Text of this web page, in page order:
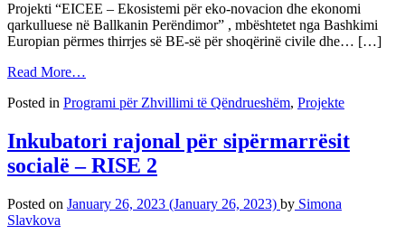
Projekti “EICEE – Ekosistemi për eko-novacion dhe ekonomi
qarkulluese në Ballkanin Perëndimor” , mbështetet nga Bashkimi
Europian përmes thirrjes së BE-së për shoqërinë civile dhe… […]
Read More…
Posted in Programi për Zhvillimi të Qëndrueshëm, Projekte
Inkubatori rajonal për sipërmarrësit
socialë – RISE 2
Posted on January 26, 2023 (January 26, 2023) by Simona
Slavkova